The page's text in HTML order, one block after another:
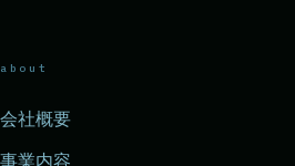
about
会社概要
事業内容